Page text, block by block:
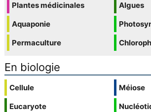
Plantes médicinales
Aquaponie
Permaculture
Algues
En biologie
Cellule
Eucaryote
Méiose